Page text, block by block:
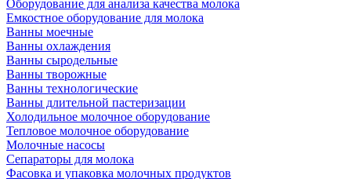
Оборудование для анализа качества молока
Емкостное оборудование для молока
Ванны моечные
Ванны охлаждения
Ванны сыродельные
Ванны творожные
Ванны технологические
Ванны длительной пастеризации
Холодильное молочное оборудование
Тепловое молочное оборудование
Молочные насосы
Сепараторы для молока
Фасовка и упаковка молочных продуктов